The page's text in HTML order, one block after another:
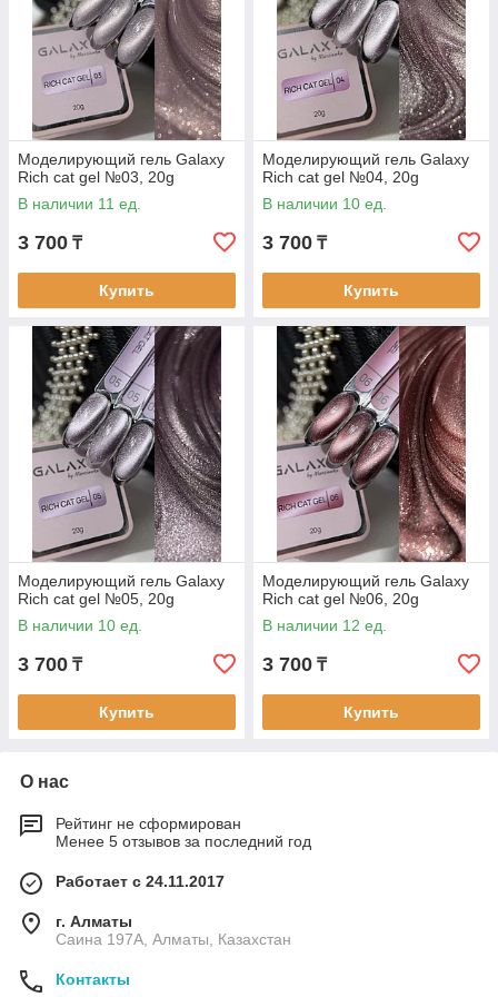
Моделирующий гель Galaxy
Rich cat gel №03, 20g
В наличии 11 ед.
3 700 ₸
Купить
Моделирующий гель Galaxy
Rich cat gel №04, 20g
В наличии 10 ед.
3 700 ₸
Купить
Моделирующий гель Galaxy
Rich cat gel №05, 20g
В наличии 10 ед.
3 700 ₸
Купить
Моделирующий гель Galaxy
Rich cat gel №06, 20g
В наличии 12 ед.
3 700 ₸
Купить
О нас
Рейтинг не сформирован
Менее 5 отзывов за последний год
Работает с 24.11.2017
г. Алматы
Саина 197А, Алматы, Казахстан
Контакты